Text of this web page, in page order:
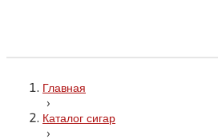
Главная
›
Каталог сигар
›